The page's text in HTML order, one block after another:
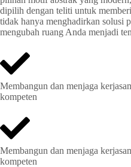
dipilih dengan teliti untuk
tidak hanya menghadirkan solusi
mengubah ruang Anda menjadi
Membangun dan menjaga
kompeten
Membangun dan menjaga
kompeten